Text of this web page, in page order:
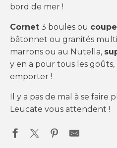
bord de mer !
Cornet 3 boules ou
bâtonnet ou granités
marrons ou au Nutella,
y en a pour tous les goûts,
emporter !
Il y a pas de mal à se faire
Leucate vous attendent !